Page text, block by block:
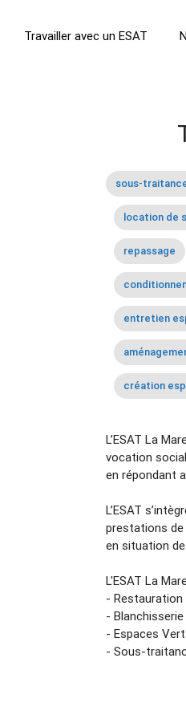
Travailler avec un ESAT
sous-
location de
repassage
entretien
création
L’ESAT La
vocation
en répondant
L’ESAT
prestations de
en situation
L'ESAT La
- Restauration
-
- Espaces
- Sous-